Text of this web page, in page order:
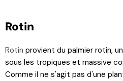
Rotin
Rotin provient du palmier rotin,
sous les tropiques et massive
Comme il ne s'agit pas d'une